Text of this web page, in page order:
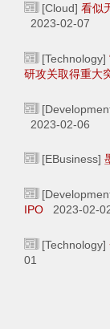
[Cloud] 看似
2023-02-07
[Technology]
研攻关取得重大
2023-02-06
[EBusiness]
IPO 2023-02-
[Technology]
01